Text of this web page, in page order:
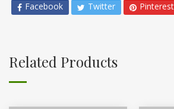
Facebook Twitter Pinterest
Related Products